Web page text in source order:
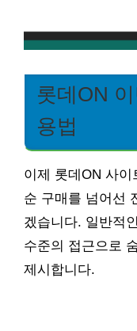
롯데ON
용법
이제 롯데ON 사
순 구매를 넘어선
겠습니다. 일반적
수준의 접근으로
제시합니다.